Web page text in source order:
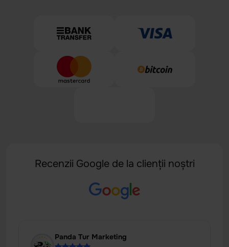
Recenzii Google de la clienții noștri
Panda Tur Marketing